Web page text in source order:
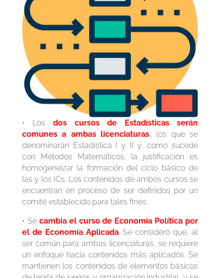
• Los dos cursos de Estadísticas serán
comunes a ambas licenciaturas, los que se
denominarán Estadística I y II y, como sucede
con Métodos Matemáticos, la justificación es
homogeneizar la formación del ciclo básico de
las y los ICs. Los contenidos de ambos cursos se
encuentran en proceso de ser definidos por un
comité establecido para tales fines.
• Secambia el curso de Economía Política por
el de Economía Aplicada. Se consideró que, al
ser común para ambas licenciaturas, se requiere
un enfoque hacia contenidos más aplicados. Se
mantienen los contenidos de elementos básicos